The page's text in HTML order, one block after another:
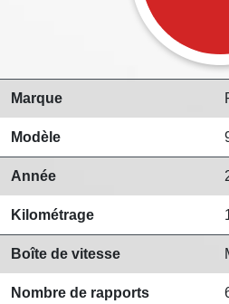
Marque
Modèle
Année
Kilométrage
Boîte de vitesse
Nombre de rapports